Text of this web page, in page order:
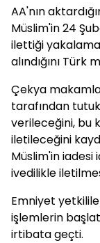
AA'nın
Müslim'in 24
ilettiği
alındığını Türk
Çekya
tarafından
verileceğini, bu
iletileceğini
Müslim'in iadesi
ivedilikle
Emniyet
işlemlerin
irtibata geçti.